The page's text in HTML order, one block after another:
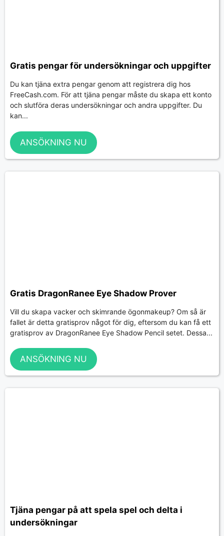
Gratis pengar för undersökningar och uppgifter
Du kan tjäna extra pengar genom att registrera dig hos
FreeCash.com. För att tjäna pengar måste du skapa ett konto
och slutföra deras undersökningar och andra uppgifter. Du
kan...
ANSÖKNING NU
Gratis DragonRanee Eye Shadow Prover
Vill du skapa vacker och skimrande ögonmakeup? Om så är
fallet är detta gratisprov något för dig, eftersom du kan få ett
gratisprov av DragonRanee Eye Shadow Pencil setet. Dessa...
ANSÖKNING NU
Tjäna pengar på att spela spel och delta i
undersökningar